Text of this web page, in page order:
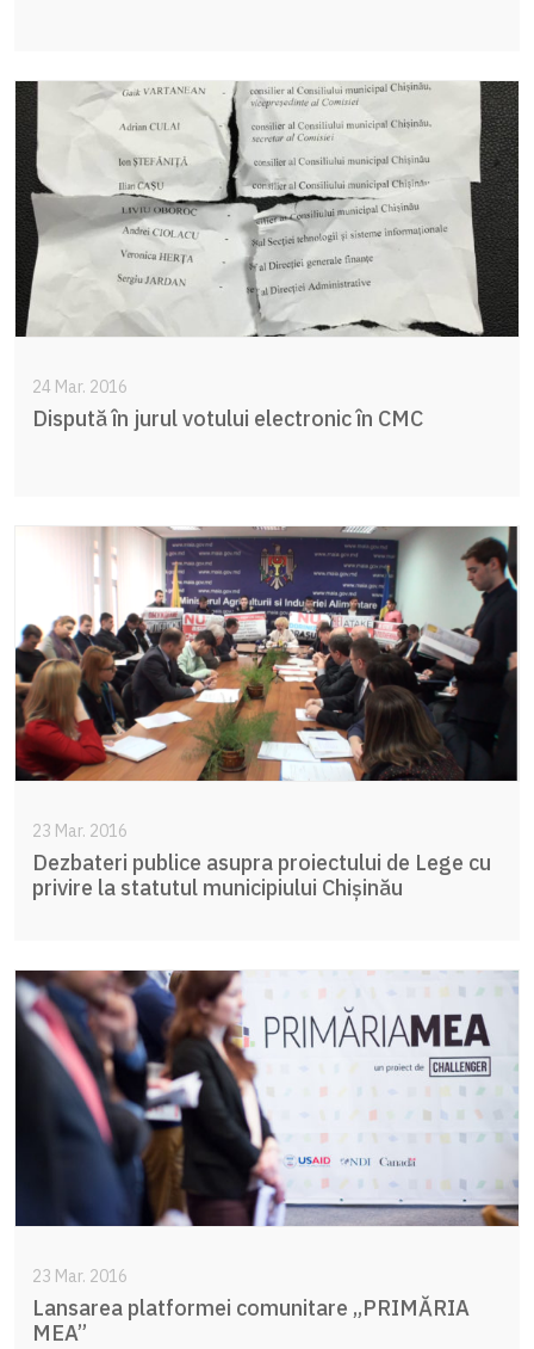
24 Mar. 2016
Dispută în jurul votului electronic în CMC
23 Mar. 2016
Dezbateri publice asupra proiectului de Lege cu
privire la statutul municipiului Chișinău
23 Mar. 2016
Lansarea platformei comunitare „PRIMĂRIA
MEA”